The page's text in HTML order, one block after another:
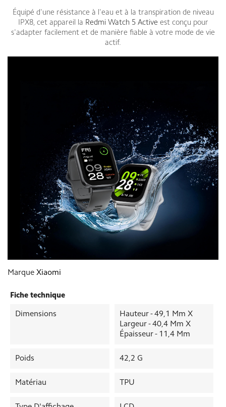
Équipé d'une résistance à l'eau et à la transpiration de niveau
IPX8, cet appareil la Redmi Watch 5 Active est conçu pour
s'adapter facilement et de manière fiable à votre mode de vie
actif.
Marque Xiaomi
Fiche technique
Dimensions
Hauteur - 49,1 Mm X
Largeur - 40,4 Mm X
Épaisseur - 11,4 Mm
Poids 42,2 G
Matériau TPU